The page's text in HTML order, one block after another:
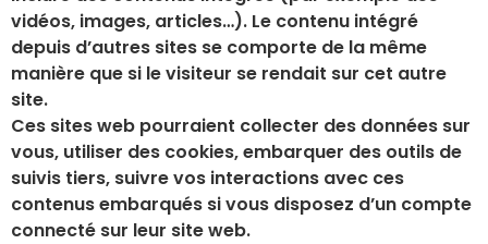
vidéos, images, articles…). Le contenu intégré
depuis d’autres sites se comporte de la même
manière que si le visiteur se rendait sur cet autre
site.
Ces sites web pourraient collecter des données sur
vous, utiliser des cookies, embarquer des outils de
suivis tiers, suivre vos interactions avec ces
contenus embarqués si vous disposez d’un compte
connecté sur leur site web.